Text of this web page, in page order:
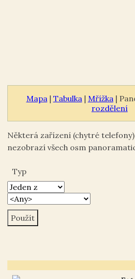
Mapa | Tabulka | Mřížka |
rozdělení
Některá zařízení (chytré
nezobrazí všech osm
Typ